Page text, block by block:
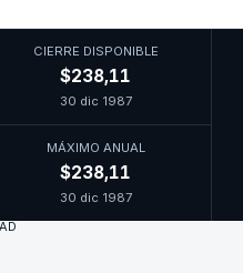
CIERRE DISPONIBLE
$238,11
30 dic 1987
MÁXIMO ANUAL
$238,11
30 dic 1987